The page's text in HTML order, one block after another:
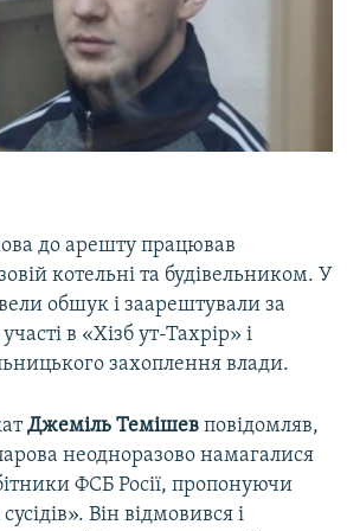
до арешту працював
котельні та будівельником. У
обшук і заарештували за
в «Хізб ут-Тахрір» і
захоплення влади.
Джеміль Темішев повідомляв,
неодноразово намагалися
ФСБ Росії, пропонуючи
Він відмовився і